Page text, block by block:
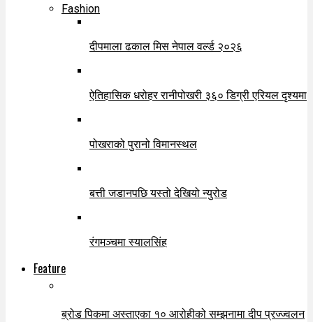
Fashion
दीपमाला ढकाल मिस नेपाल वर्ल्ड २०२६
ऐतिहासिक धरोहर रानीपोखरी ३६० डिग्री एरियल दृश्यमा
पोखराको पुरानो विमानस्थल
बत्ती जडानपछि यस्तो देखियो न्युरोड
रंगमञ्चमा स्यालसिंह
Feature
ब्रोड पिकमा अस्ताएका १० आरोहीको सम्झनामा दीप प्रज्ज्वलन